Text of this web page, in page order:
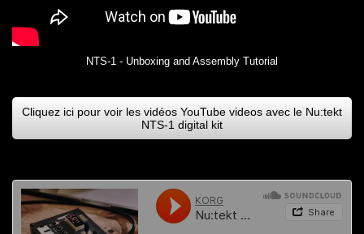
NTS-1 - Unboxing and Assembly Tutorial
Cliquez ici pour voir les vidéos YouTube videos avec le Nu:tekt
NTS-1 digital kit